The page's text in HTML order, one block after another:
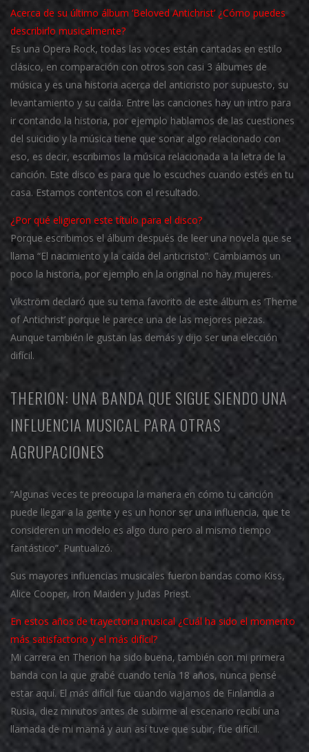
Acerca de su último álbum ‘Beloved Antichrist’ ¿Cómo puedes
describirlo musicalmente?
Es una Opera Rock, todas las voces están cantadas en estilo
clásico, en comparación con otros son casi 3 álbumes de
música y es una historia acerca del anticristo por supuesto, su
levantamiento y su caída. Entre las canciones hay un intro para
ir contando la historia, por ejemplo hablamos de las cuestiones
del suicidio y la música tiene que sonar algo relacionado con
eso, es decir, escribimos la música relacionada a la letra de la
canción. Este disco es para que lo escuches cuando estés en tu
casa. Estamos contentos con el resultado.
¿Por qué eligieron este título para el disco?
Porque escribimos el álbum después de leer una novela que se
llama “El nacimiento y la caída del anticristo”. Cambiamos un
poco la historia, por ejemplo en la original no hay mujeres.
Vikström declaró que su tema favorito de este álbum es ‘Theme
of Antichrist’ porque le parece una de las mejores piezas.
Aunque también le gustan las demás y dijo ser una elección
difícil.
THERION: UNA BANDA QUE SIGUE SIENDO UNA
INFLUENCIA MUSICAL PARA OTRAS
AGRUPACIONES
“Algunas veces te preocupa la manera en cómo tu canción
puede llegar a la gente y es un honor ser una influencia, que te
consideren un modelo es algo duro pero al mismo tiempo
fantástico”. Puntualizó.
Sus mayores influencias musicales fueron bandas como Kiss,
Alice Cooper, Iron Maiden y Judas Priest.
En estos años de trayectoria musical ¿Cuál ha sido el momento
más satisfactorio y el más difícil?
Mi carrera en Therion ha sido buena, también con mi primera
banda con la que grabé cuando tenía 18 años, nunca pensé
estar aquí. El más difícil fue cuando viajamos de Finlandia a
Rusia, diez minutos antes de subirme al escenario recibí una
llamada de mi mamá y aun así tuve que subir, fue difícil.